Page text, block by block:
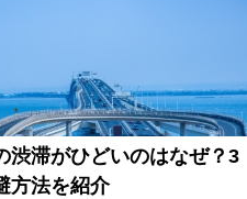
渋滞がひどいのはなぜ？3
方法を紹介